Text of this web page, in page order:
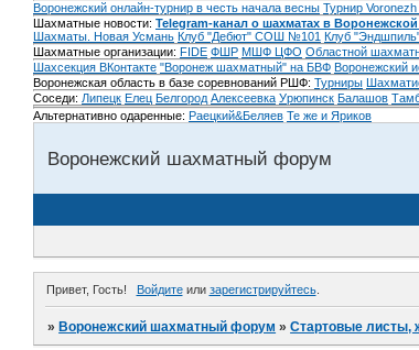
Воронежский онлайн-турнир в честь начала весны Турнир
Шахматные новости: Telegram-канал о шахматах в Воронежской
Шахматы. Новая Усмань Клуб "Дебют" СОШ №101 Клуб
Шахматные организации: FIDE ФШР МШФ ЦФО Областной
Шахсекция ВКонтакте "Воронеж шахматный" на БВФ Воронежский
Воронежская область в базе соревнований РШФ: Турниры
Соседи: Липецк Елец Белгород Алексеевка Урюпинск Балашов
Альтернативно одаренные: Раецкий&Беляев Те же и Яриков
Воронежский шахматный форум
Привет, Гость! Войдитеили зарегистрируйтесь.
»Воронежский шахматный форум »Стартовые листы,